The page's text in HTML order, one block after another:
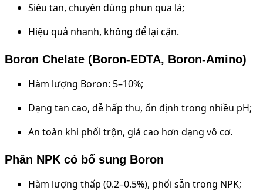
Siêu tan, chuyên dùng phun qua lá;
Hiệu quả nhanh, không để lại cặn.
Boron Chelate (Boron-EDTA, Boron-Amino)
Hàm lượng Boron: 5–10%;
Dạng tan cao, dễ hấp thu, ổn định trong nhiều pH;
An toàn khi phối trộn, giá cao hơn dạng vô cơ.
Phân NPK có bổ sung Boron
Hàm lượng thấp (0.2–0.5%), phối sẵn trong NPK;